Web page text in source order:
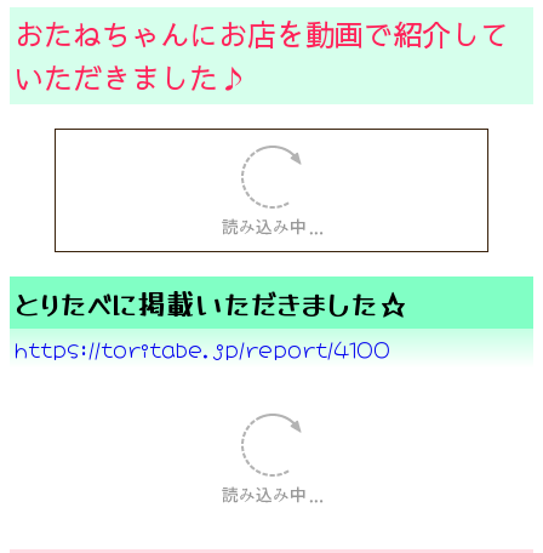
おたねちゃんにお店を動画で紹介して
いただきました♪
とりたべに掲載いただきました☆
https://toritabe.jp/report/4100